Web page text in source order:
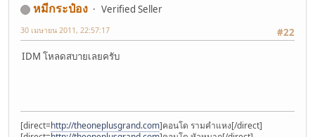
หมีกระป๋อง
Verified Seller
#22
30 เมษายน 2011, 22:57:17
IDM โหลดสบายเลยครับ
[direct=http://theoneplusgrand.com]คอนโด รามคำแหง[/direct]